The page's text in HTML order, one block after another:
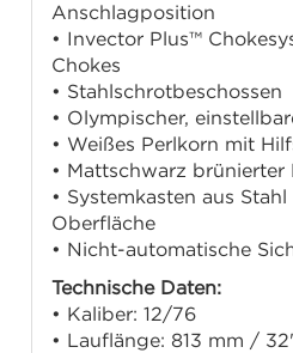
Anschlagposition
• Invector Plus™
Chokes
• Stahlschrotbeschossen
• Olympischer,
• Weißes Perlkorn mit
• Mattschwarz brünierter
• Systemkasten aus
Oberfläche
• Nicht-automatische
Technische Daten:
• Kaliber: 12/76
• Lauflänge: 813 mm /